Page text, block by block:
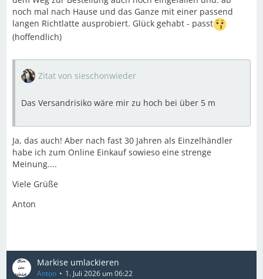
noch mal nach Hause und das Ganze mit einer passend
langen Richtlatte ausprobiert. Glück gehabt - passt
(hoffendlich)
Zitat von sieschonwieder
Das Versandrisiko wäre mir zu hoch bei über 5 m
Ja, das auch! Aber nach fast 30 Jahren als Einzelhändler
habe ich zum Online Einkauf sowieso eine strenge
Meinung....
Viele Grüße
Anton
Markise umlackieren
Anton 1. Juli 2026 um 06:22